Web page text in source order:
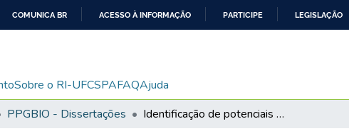
CONTEÚDO
COMUNICA BR ACESSO À INFORMAÇÃO PARTICIPE LEGISLAÇÃO
Sobre o RI-UFCSPAFAQAjuda
PPGBIO - Dissertações Identificação de potenciais alvos moleculares relacionados a câncer para as moléculas da família formicamicina